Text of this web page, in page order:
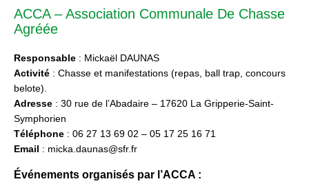
ACCA – Association Communale De Chasse
Agréée
Responsable : Mickaël DAUNAS
Activité : Chasse et manifestations (repas, ball trap, concours
belote).
Adresse : 30 rue de l’Abadaire – 17620 La Gripperie-Saint-
Symphorien
Téléphone : 06 27 13 69 02 – 05 17 25 16 71
Email : micka.daunas@sfr.fr
Événements organisés par l’ACCA :